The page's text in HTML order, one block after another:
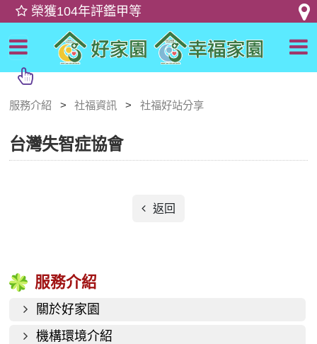
服務介紹 社福資訊 社福好站分享
台灣失智症協會
返回
服務介紹
關於好家園
機構環境介紹